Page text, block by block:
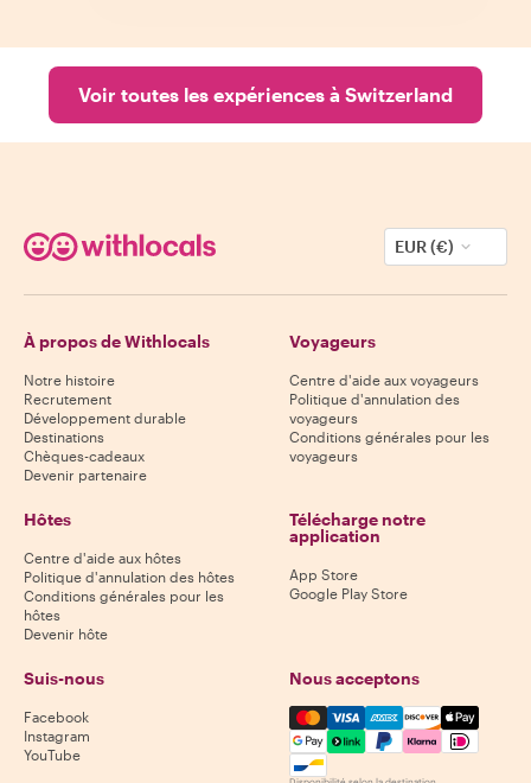
Voir toutes les expériences à Switzerland
EUR (€)
À propos de Withlocals
Notre histoire
Recrutement
Développement durable
Destinations
Chèques-cadeaux
Devenir partenaire
Voyageurs
Centre d'aide aux voyageurs
Politique d'annulation des
voyageurs
Conditions générales pour les
voyageurs
Hôtes
Centre d'aide aux hôtes
Politique d'annulation des hôtes
Conditions générales pour les
hôtes
Devenir hôte
Télécharge notre
application
App Store
Google Play Store
Suis-nous
Facebook
Instagram
YouTube
Nous acceptons
Mastercard, Visa, Amex,